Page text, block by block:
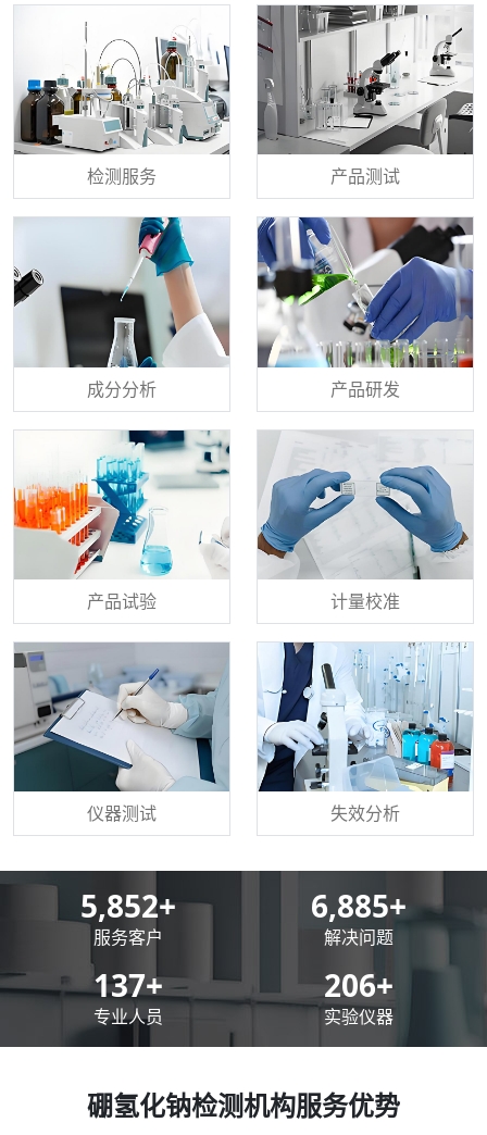
检测服务 产品测试
成分分析 产品研发
产品试验 计量校准
仪器测试 失效分析
8,500+
服务客户
10,000+
解决问题
200+
专业人员
300+
实验仪器
硼氢化钠检测机构服务优势